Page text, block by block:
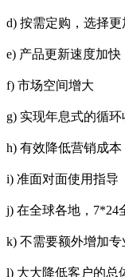
d) 按需定购，选择更
e) 产品更新速度加快
f) 市场空间增大
g) 实现年息式的循
h) 有效降低营销成本
i) 准面对面使用指导
j) 在全球各地，7*24
k) 不需要额外增加
l) 大大降低客户的总